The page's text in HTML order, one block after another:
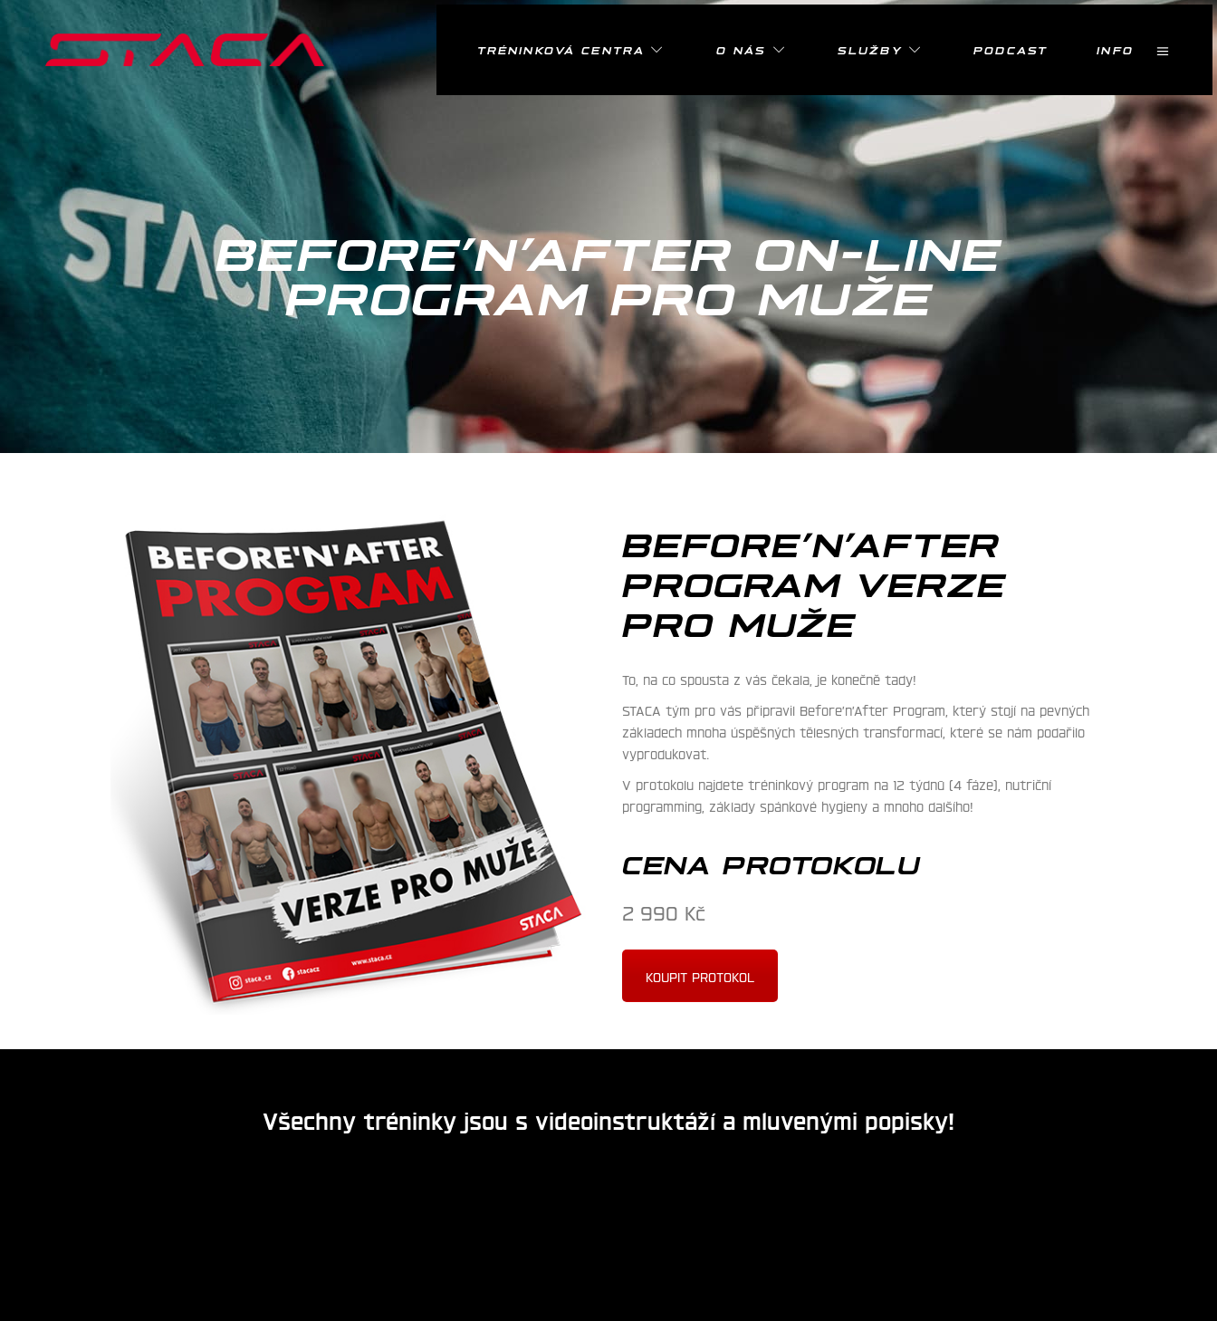
TRÉNINKOVÁ CENTRA O NÁS SLUŽBY PODCAST INFO
BEFORE’N’AFTER ON-LINE
PROGRAM PRO MUŽE
BEFORE’N’AFTER
PROGRAM VERZE
PRO MUŽE
To, na co spousta z vás čekala, je konečně tady!
STACA tým pro vás připravil Before’n’After Program, který stojí na pevných
základech mnoha úspěšných tělesných transformací, které se nám podařilo
vyprodukovat.
V protokolu najdete tréninkový program na 12 týdnů (4 fáze), nutriční
programming, základy spánkové hygieny a mnoho dalšího!
CENA PROTOKOLU
2 990 Kč
KOUPIT PROTOKOL
Všechny tréninky jsou s videoinstruktáží a mluvenými popisky!